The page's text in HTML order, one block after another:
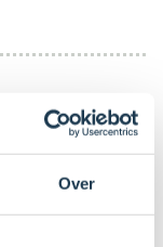
Over